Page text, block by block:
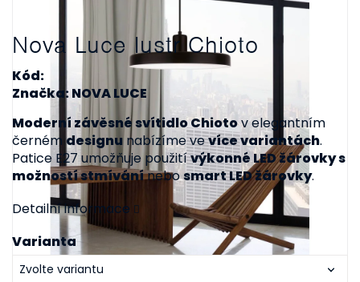
Nova Luce lustr Chioto
Kód:
Značka: NOVA LUCE
Varianta
Moderní závěsné svítidlo Chiotov elegantním
černém designunabízíme vevíce variantách.
Patice E27 umožňuje použitívýkonné LED žárovky s
možností stmívánínebosmart LED žárovky.
Detailní informace